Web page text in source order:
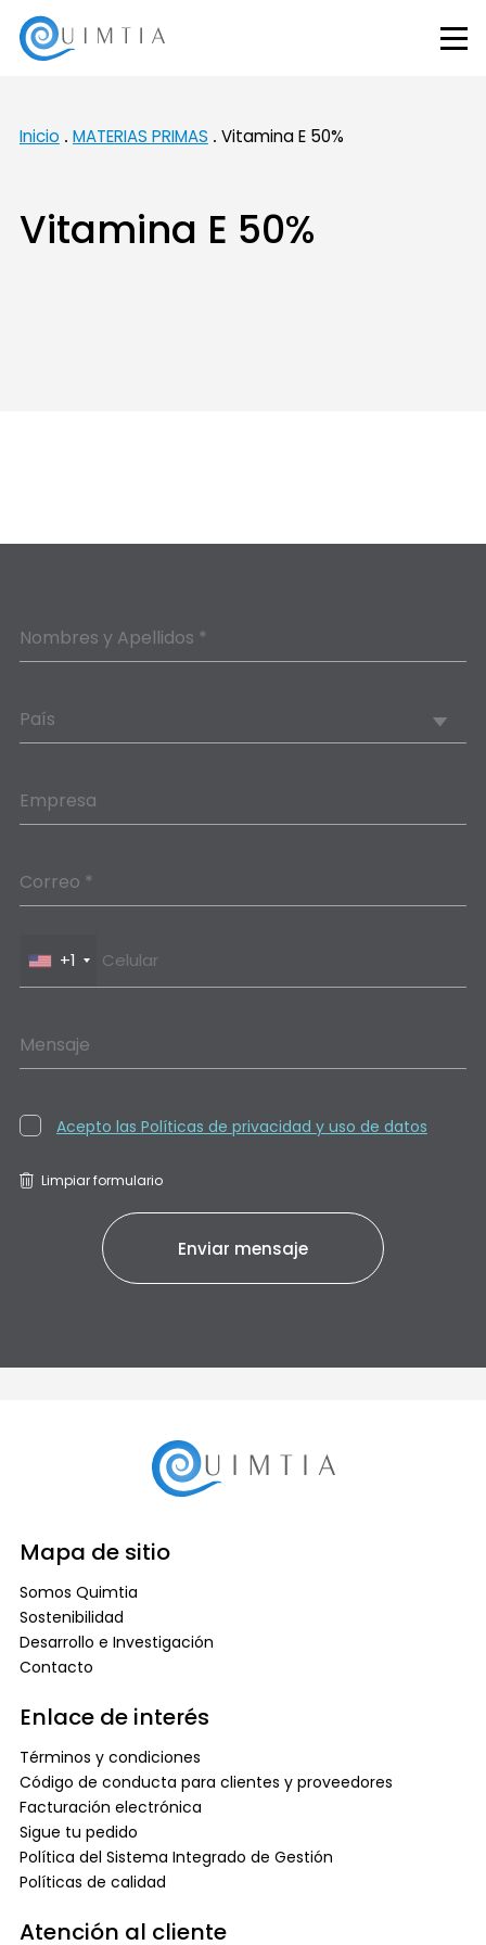
Inicio MATERIAS PRIMAS Vitamina E 50%
Vitamina E 50%
Nombres y Apellidos *
País
Empresa
Correo *
+1
Mensaje
Acepto las Políticas de privacidad y uso de datos
Limpiar formulario
Mapa de sitio
Somos Quimtia
Sostenibilidad
Desarrollo e Investigación
Contacto
Enlace de interés
Términos y condiciones
Código de conducta para clientes y proveedores
Facturación electrónica
Sigue tu pedido
Política del Sistema Integrado de Gestión
Políticas de calidad
Atención al cliente